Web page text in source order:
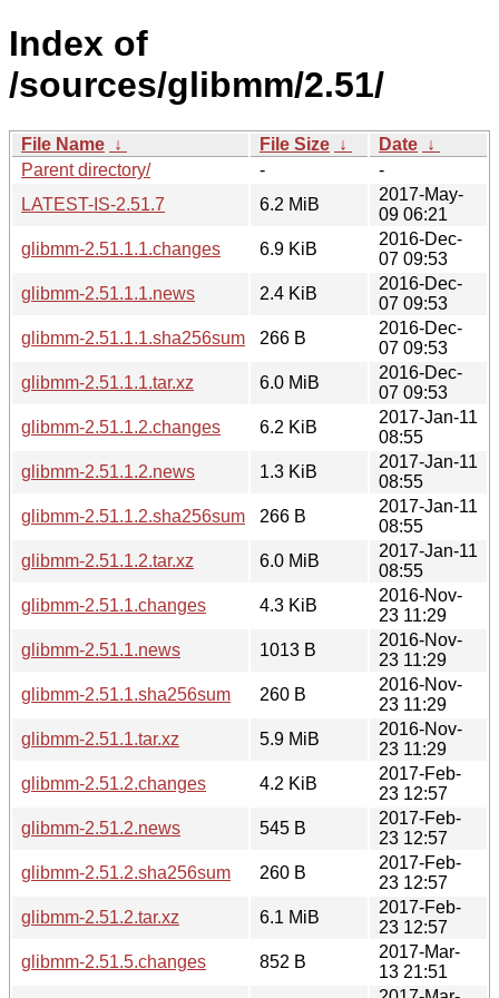
Index of
/sources/glibmm/2.51/
File Name ↓ File Size ↓ Date ↓
Parent directory/
-
-
LATEST-IS-2.51.7
6.2 MiB
2017-May-
09 06:21
glibmm-2.51.1.1.changes
6.9 KiB
2016-Dec-
07 09:53
glibmm-2.51.1.1.news
2.4 KiB
2016-Dec-
07 09:53
glibmm-2.51.1.1.sha256sum
266 B
2016-Dec-
07 09:53
glibmm-2.51.1.1.tar.xz
6.0 MiB
2016-Dec-
07 09:53
glibmm-2.51.1.2.changes
6.2 KiB
2017-Jan-11
08:55
glibmm-2.51.1.2.news
1.3 KiB
2017-Jan-11
08:55
glibmm-2.51.1.2.sha256sum
266 B
2017-Jan-11
08:55
glibmm-2.51.1.2.tar.xz
6.0 MiB
2017-Jan-11
08:55
glibmm-2.51.1.changes
4.3 KiB
2016-Nov-
23 11:29
glibmm-2.51.1.news
1013 B
2016-Nov-
23 11:29
glibmm-2.51.1.sha256sum
260 B
2016-Nov-
23 11:29
glibmm-2.51.1.tar.xz
5.9 MiB
2016-Nov-
23 11:29
glibmm-2.51.2.changes
4.2 KiB
2017-Feb-
23 12:57
glibmm-2.51.2.news
545 B
2017-Feb-
23 12:57
glibmm-2.51.2.sha256sum
260 B
2017-Feb-
23 12:57
glibmm-2.51.2.tar.xz
6.1 MiB
2017-Feb-
23 12:57
glibmm-2.51.5.changes
852 B
2017-Mar-
13 21:51